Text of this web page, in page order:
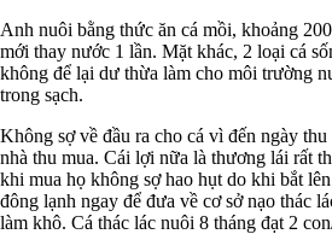
Anh nuôi bằng thức ăn cá mồi, khoảng
mới thay nước 1 lần. Mặt khác, 2 loại cá
không để lại dư thừa làm cho môi trường
trong sạch.
Không sợ về đầu ra cho cá vì đến ngày
nhà thu mua. Cái lợi nữa là thương lái rất
khi mua họ không sợ hao hụt do khi bắt
đông lạnh ngay để đưa về cơ sở nạo thác
làm khô. Cá thác lác nuôi 8 tháng đạt 2